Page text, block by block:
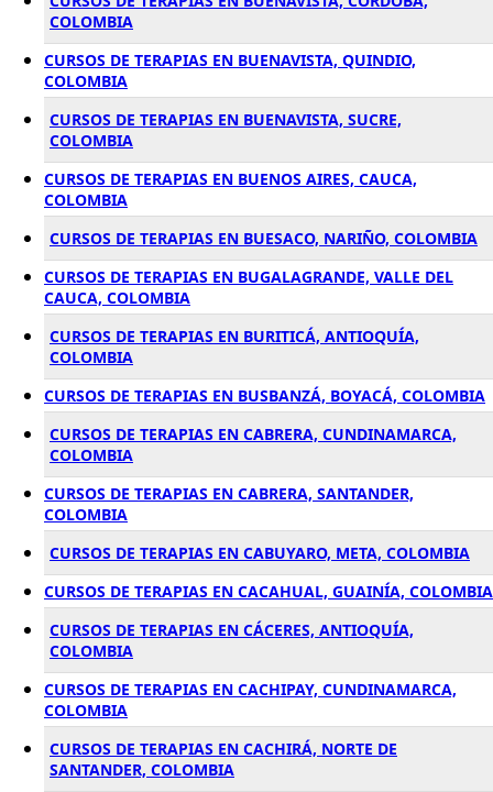
COLOMBIA
CURSOS DE TERAPIAS EN BUENAVISTA, QUINDIO,
COLOMBIA
CURSOS DE TERAPIAS EN BUENAVISTA, SUCRE,
COLOMBIA
CURSOS DE TERAPIAS EN BUENOS AIRES, CAUCA,
COLOMBIA
CURSOS DE TERAPIAS EN BUESACO, NARIÑO, COLOMBIA
CURSOS DE TERAPIAS EN BUGALAGRANDE, VALLE DEL
CAUCA, COLOMBIA
CURSOS DE TERAPIAS EN BURITICÁ, ANTIOQUÍA,
COLOMBIA
CURSOS DE TERAPIAS EN BUSBANZÁ, BOYACÁ, COLOMBIA
CURSOS DE TERAPIAS EN CABRERA, CUNDINAMARCA,
COLOMBIA
CURSOS DE TERAPIAS EN CABRERA, SANTANDER,
COLOMBIA
CURSOS DE TERAPIAS EN CABUYARO, META, COLOMBIA
CURSOS DE TERAPIAS EN CACAHUAL, GUAINÍA, COLOMBIA
CURSOS DE TERAPIAS EN CÁCERES, ANTIOQUÍA,
COLOMBIA
CURSOS DE TERAPIAS EN CACHIPAY, CUNDINAMARCA,
COLOMBIA
CURSOS DE TERAPIAS EN CACHIRÁ, NORTE DE
SANTANDER, COLOMBIA